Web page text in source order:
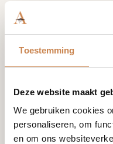
Toestemming
Deze website maakt
We gebruiken cookies
personaliseren, om
en om ons